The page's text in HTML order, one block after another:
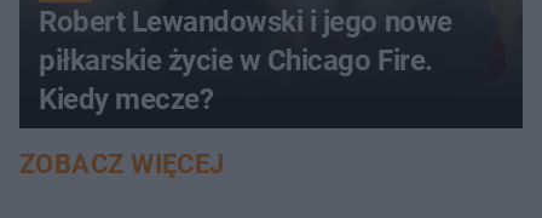
Robert Lewandowski i jego nowe
piłkarskie życie w Chicago Fire.
Kiedy mecze?
ZOBACZ WIĘCEJ